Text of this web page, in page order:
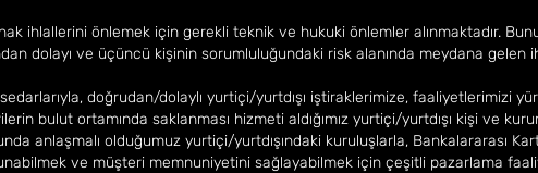
ihlallerini önlemek için gerekli teknik ve hukuki önlemler alınmaktadır.
dolayı ve üçüncü kişinin sorumluluğundaki risk alanında meydana gelen
doğrudan/dolaylı yurtiçi/yurtdışı iştiraklerimize, faaliyetlerimizi
bulut ortamında saklanması hizmeti aldığımız yurtiçi/yurtdışı kişi ve
anlaşmalı olduğumuz yurtiçi/yurtdışındaki kuruluşlarla, Bankalararası
ve müşteri memnuniyetini sağlayabilmek için çeşitli pazarlama